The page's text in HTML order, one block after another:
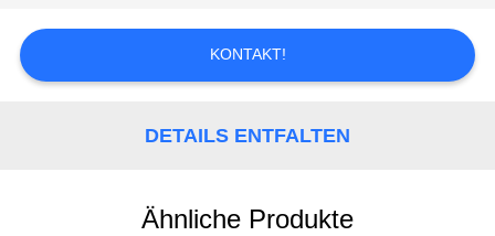
FORDERN
KONTAKT!
DETAILS ENTFALTEN
Ähnliche Produkte